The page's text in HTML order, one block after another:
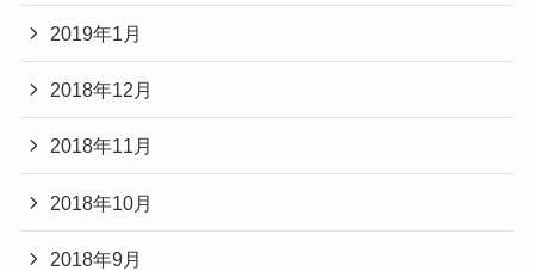
2019年1月
2018年12月
2018年11月
2018年10月
2018年9月